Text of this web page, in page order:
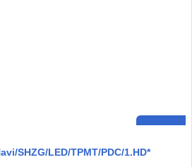
SHZG/LED/TPMT/PDC/1.HD*